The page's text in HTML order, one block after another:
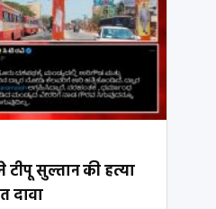
टीपू सुल्तान की हत्या
दावा